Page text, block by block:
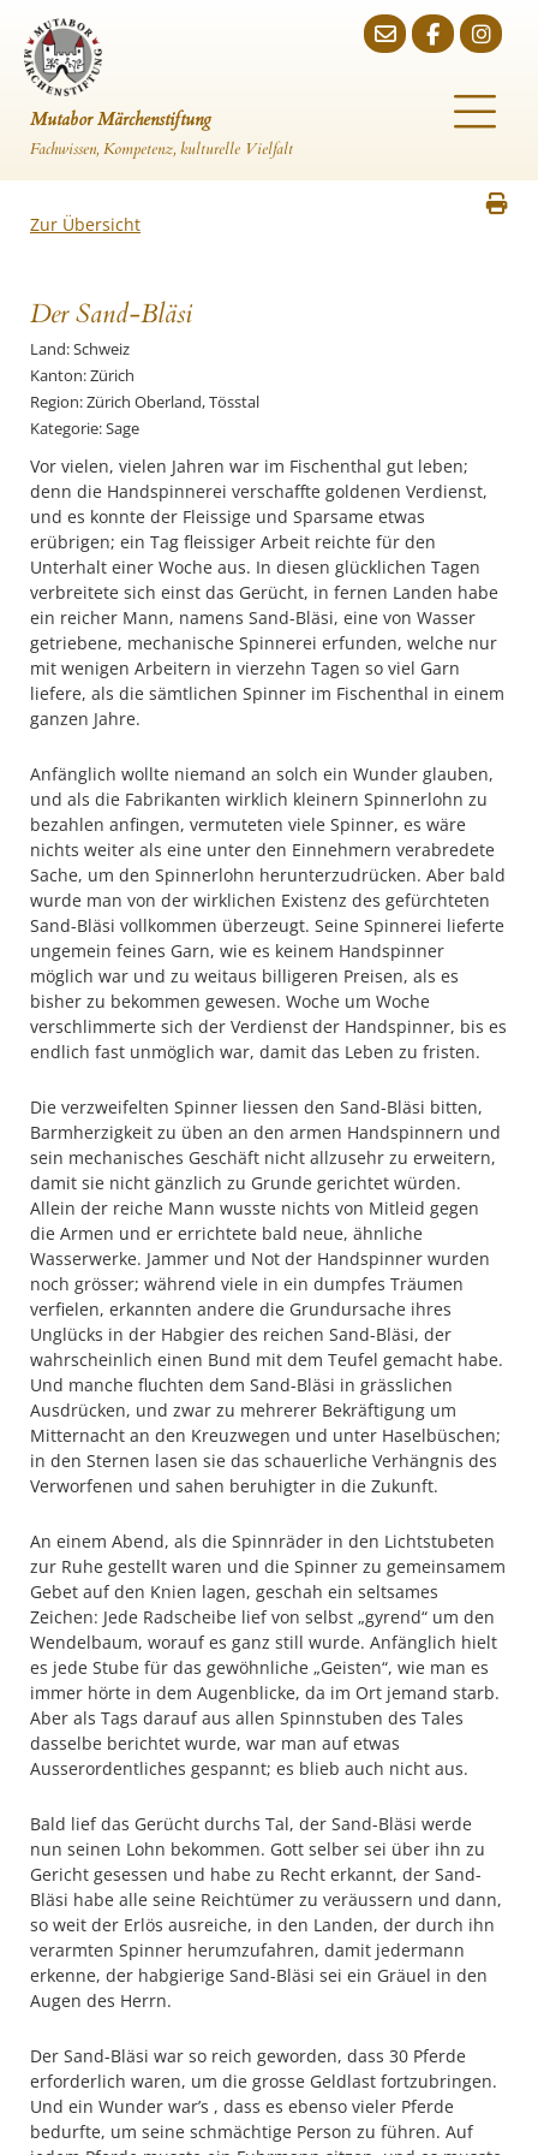
Mutabor Märchenstiftung
Fachwissen, Kompetenz, kulturelle Vielfalt
Zur Übersicht
Der Sand-Bläsi
Land: Schweiz
Kanton: Zürich
Region: Zürich Oberland, Tösstal
Kategorie: Sage
Vor vielen, vielen Jahren war im Fischenthal gut leben;
denn die Handspinnerei verschaffte goldenen Verdienst,
und es konnte der Fleissige und Sparsame etwas
erübrigen; ein Tag fleissiger Arbeit reichte für den
Unterhalt einer Woche aus. In diesen glücklichen Tagen
verbreitete sich einst das Gerücht, in fernen Landen habe
ein reicher Mann, namens Sand-Bläsi, eine von Wasser
getriebene, mechanische Spinnerei erfunden, welche nur
mit wenigen Arbeitern in vierzehn Tagen so viel Garn
liefere, als die sämtlichen Spinner im Fischenthal in einem
ganzen Jahre.
Anfänglich wollte niemand an solch ein Wunder glauben,
und als die Fabrikanten wirklich kleinern Spinnerlohn zu
bezahlen anfingen, vermuteten viele Spinner, es wäre
nichts weiter als eine unter den Einnehmern verabredete
Sache, um den Spinnerlohn herunterzudrücken. Aber bald
wurde man von der wirklichen Existenz des gefürchteten
Sand-Bläsi vollkommen überzeugt. Seine Spinnerei lieferte
ungemein feines Garn, wie es keinem Handspinner
möglich war und zu weitaus billigeren Preisen, als es
bisher zu bekommen gewesen. Woche um Woche
verschlimmerte sich der Verdienst der Handspinner, bis es
endlich fast unmöglich war, damit das Leben zu fristen.
Die verzweifelten Spinner liessen den Sand-Bläsi bitten,
Barmherzigkeit zu üben an den armen Handspinnern und
sein mechanisches Geschäft nicht allzusehr zu erweitern,
damit sie nicht gänzlich zu Grunde gerichtet würden.
Allein der reiche Mann wusste nichts von Mitleid gegen
die Armen und er errichtete bald neue, ähnliche
Wasserwerke. Jammer und Not der Handspinner wurden
noch grösser; während viele in ein dumpfes Träumen
verfielen, erkannten andere die Grundursache ihres
Unglücks in der Habgier des reichen Sand-Bläsi, der
wahrscheinlich einen Bund mit dem Teufel gemacht habe.
Und manche fluchten dem Sand-Bläsi in grässlichen
Ausdrücken, und zwar zu mehrerer Bekräftigung um
Mitternacht an den Kreuzwegen und unter Haselbüschen;
in den Sternen lasen sie das schauerliche Verhängnis des
Verworfenen und sahen beruhigter in die Zukunft.
An einem Abend, als die Spinnräder in den Lichtstubeten
zur Ruhe gestellt waren und die Spinner zu gemeinsamem
Gebet auf den Knien lagen, geschah ein seltsames
Zeichen: Jede Radscheibe lief von selbst „gyrend“ um den
Wendelbaum, worauf es ganz still wurde. Anfänglich hielt
es jede Stube für das gewöhnliche „Geisten“, wie man es
immer hörte in dem Augenblicke, da im Ort jemand starb.
Aber als Tags darauf aus allen Spinnstuben des Tales
dasselbe berichtet wurde, war man auf etwas
Ausserordentliches gespannt; es blieb auch nicht aus.
Bald lief das Gerücht durchs Tal, der Sand-Bläsi werde
nun seinen Lohn bekommen. Gott selber sei über ihn zu
Gericht gesessen und habe zu Recht erkannt, der Sand-
Bläsi habe alle seine Reichtümer zu veräussern und dann,
so weit der Erlös ausreiche, in den Landen, der durch ihn
verarmten Spinner herumzufahren, damit jedermann
erkenne, der habgierige Sand-Bläsi sei ein Gräuel in den
Augen des Herrn.
Der Sand-Bläsi war so reich geworden, dass 30 Pferde
erforderlich waren, um die grosse Geldlast fortzubringen.
Und ein Wunder war’s , dass es ebenso vieler Pferde
bedurfte, um seine schmächtige Person zu führen. Auf